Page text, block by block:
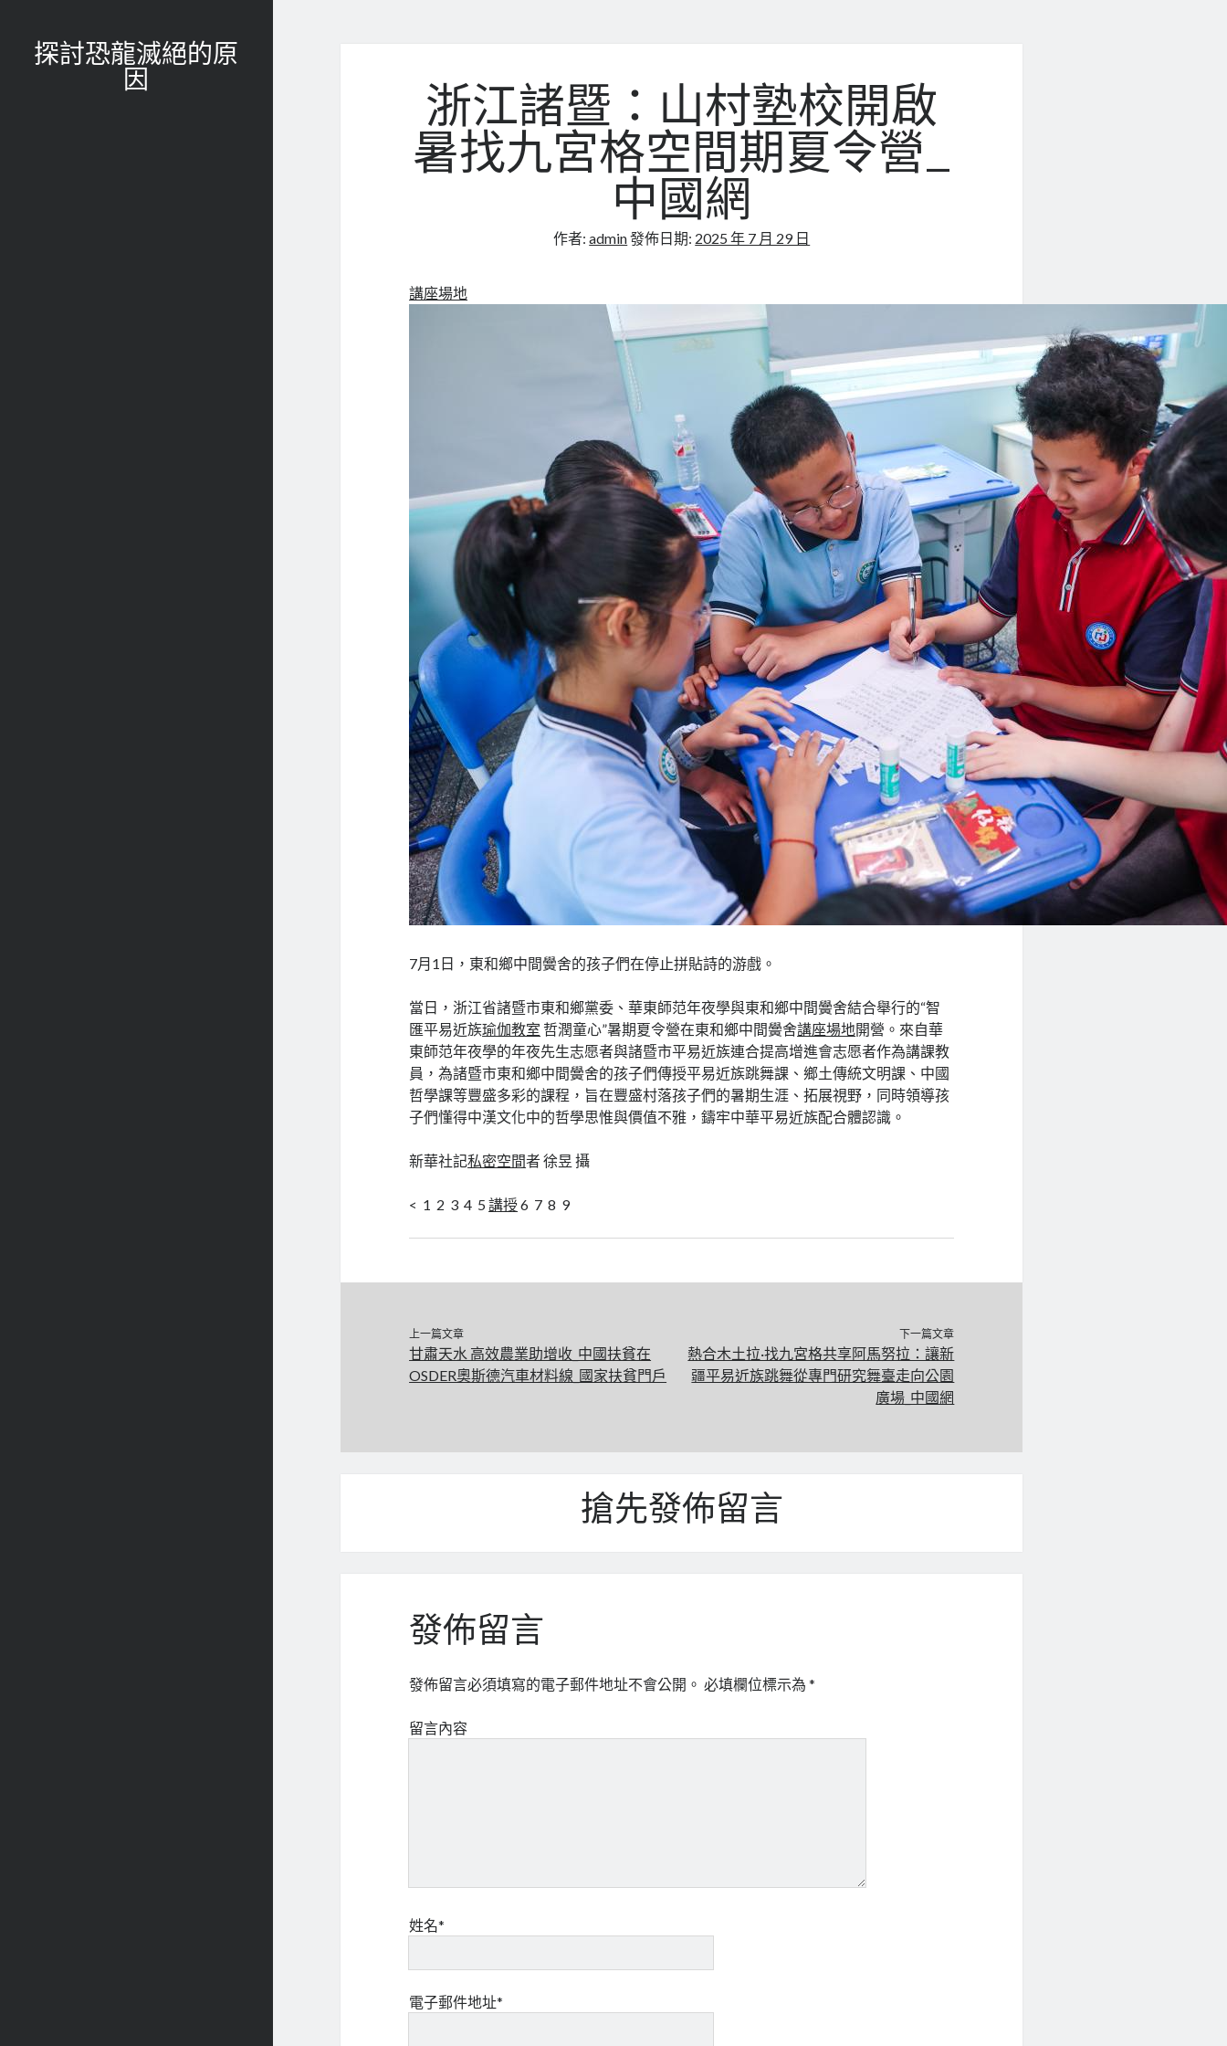
探討恐龍滅絕的原
因
浙江諸暨：山村塾校開啟
暑找九宮格空間期夏令營_
中國網
作者:admin發佈日期: 2025 年 7 月 29 日
講座場地
7月1日，東和鄉中間黌舍的孩子們在停止拼貼詩的游戲。
當日，浙江省諸暨市東和鄉黨委、華東師范年夜學與東和鄉中間黌舍結合舉行的“智
匯平易近族瑜伽教室 哲潤童心”暑期夏令營在東和鄉中間黌舍講座場地開營。來自華
東師范年夜學的年夜先生志愿者與諸暨市平易近族連合提高增進會志愿者作為講課教
員，為諸暨市東和鄉中間黌舍的孩子們傳授平易近族跳舞課、鄉土傳統文明課、中國
哲學課等豐盛多彩的課程，旨在豐盛村落孩子們的暑期生涯、拓展視野，同時領導孩
子們懂得中漢文化中的哲學思惟與價值不雅，鑄牢中華平易近族配合體認識。
新華社記私密空間者 徐昱 攝
< 1 2 3 4 5講授6 7 8 9
上一篇文章
甘肅天水 高效農業助增收_中國扶貧在
OSDER奧斯德汽車材料線_國家扶貧門戶
下一篇文章
熱合木土拉·找九宮格共享阿馬努拉：讓新
疆平易近族跳舞從專門研究舞臺走向公園
廣場_中國網
搶先發佈留言
發佈留言
發佈留言必須填寫的電子郵件地址不會公開。 必填欄位標示為*
留言內容
姓名*
電子郵件地址*